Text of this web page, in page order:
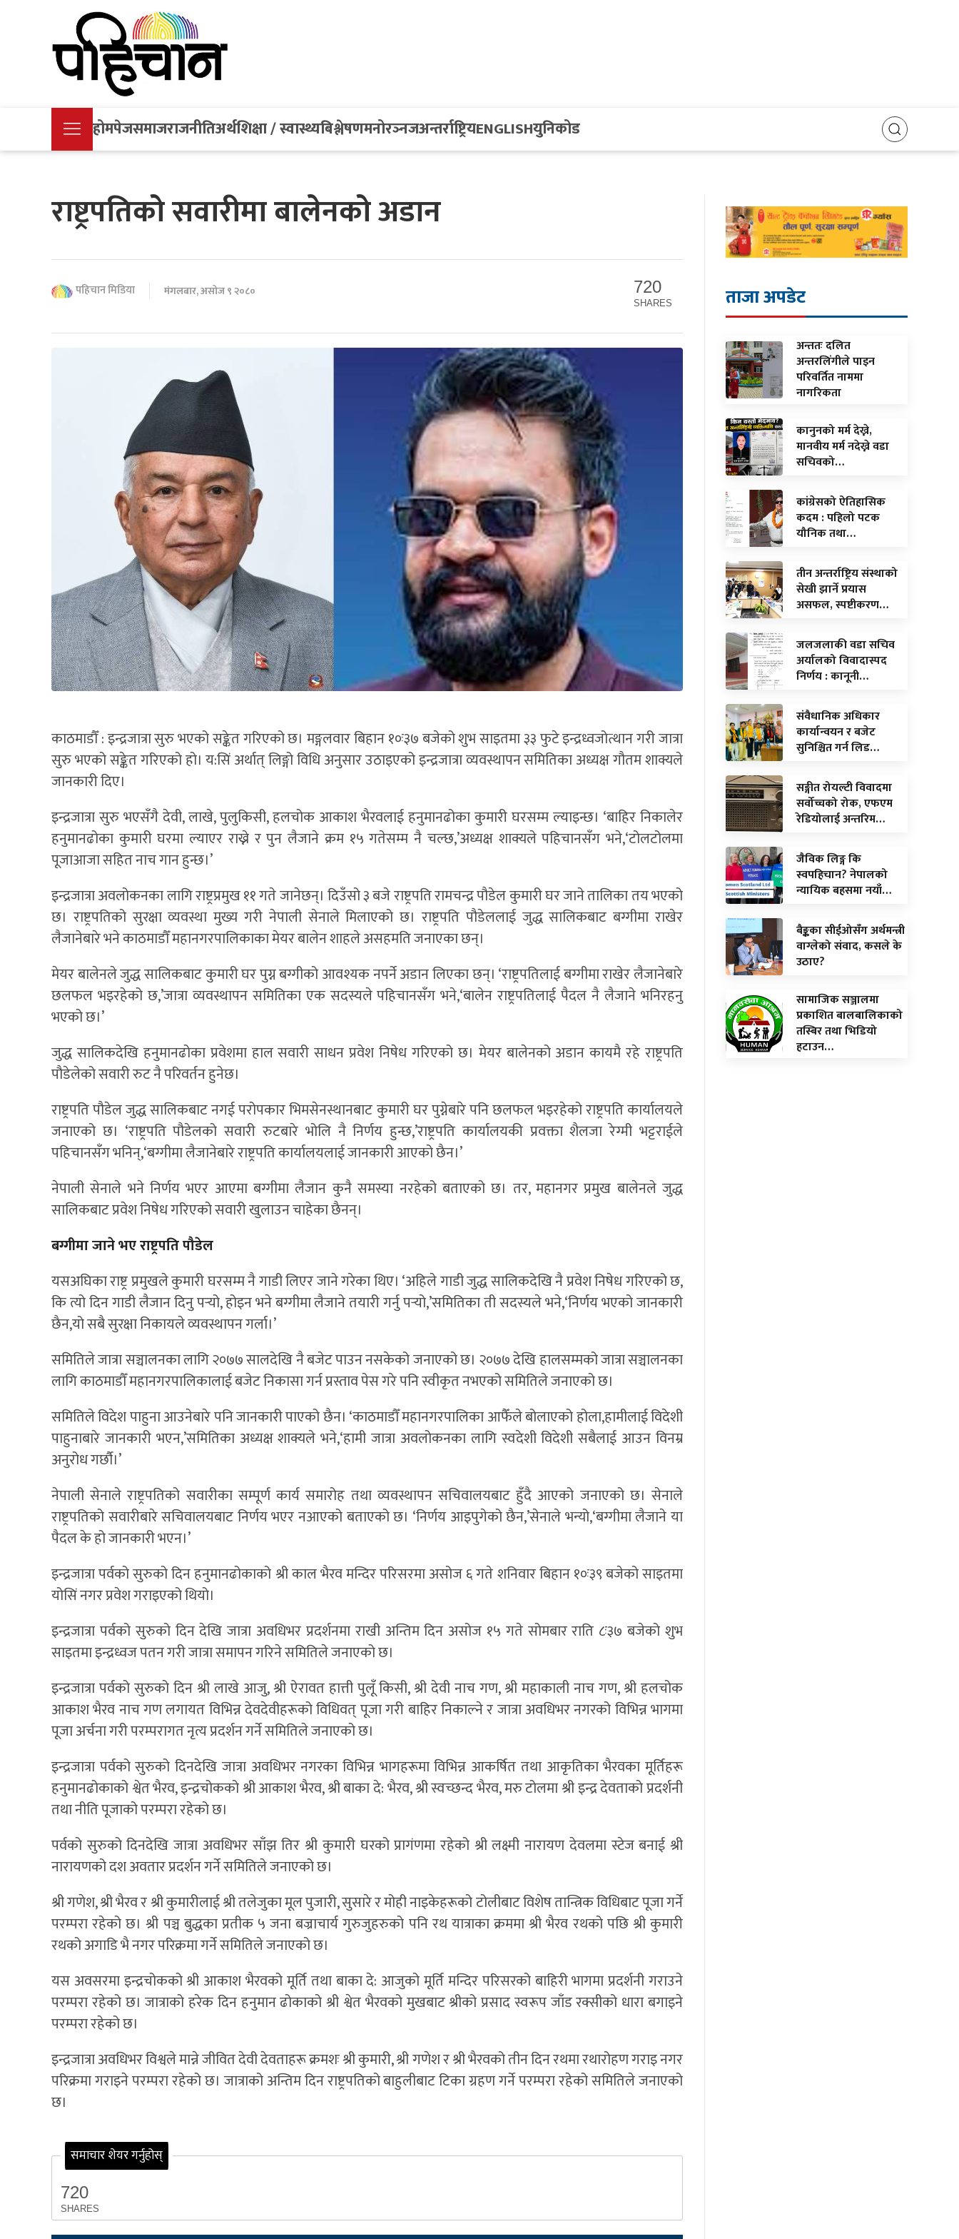
होमपेजसमाजराजनीतिअर्थशिक्षा / स्वास्थ्यबिश्लेषणमनोरञ्नजअन्तर्राष्ट्रियENGLISHयुनिकोड
राष्ट्रपतिको सवारीमा बालेनको अडान
पहिचान मिडिया मंगलबार, असोज ९ २०८० 720
SHARES
काठमाडौँ : इन्द्रजात्रा सुरु भएको सङ्केत गरिएको छ। मङ्गलवार बिहान १०ः३७ बजेको शुभ साइतमा ३३ फुटे इन्द्रध्वजोत्थान गरी जात्रा
सुरु भएको सङ्केत गरिएको हो। य:सिं अर्थात् लिङ्गो विधि अनुसार उठाइएको इन्द्रजात्रा व्यवस्थापन समितिका अध्यक्ष गौतम शाक्यले
जानकारी दिए।
इन्द्रजात्रा सुरु भएसँगै देवी, लाखे, पुलुकिसी, हलचोक आकाश भैरवलाई हनुमानढोका कुमारी घरसम्म ल्याइन्छ। ‘बाहिर निकालेर
हनुमानढोका कुमारी घरमा ल्याएर राख्ने र पुन लैजाने क्रम १५ गतेसम्म नै चल्छ,’अध्यक्ष शाक्यले पहिचानसँग भने,‘टोलटोलमा
पूजाआजा सहित नाच गान हुन्छ।’
इन्द्रजात्रा अवलोकनका लागि राष्ट्रप्रमुख ११ गते जानेछन्। दिउँसो ३ बजे राष्ट्रपति रामचन्द्र पौडेल कुमारी घर जाने तालिका तय भएको
छ। राष्ट्रपतिको सुरक्षा व्यवस्था मुख्य गरी नेपाली सेनाले मिलाएको छ। राष्ट्रपति पौडेललाई जुद्ध सालिकबाट बग्गीमा राखेर
लैजानेबारे भने काठमाडौँ महानगरपालिकाका मेयर बालेन शाहले असहमति जनाएका छन्।
मेयर बालेनले जुद्ध सालिकबाट कुमारी घर पुग्न बग्गीको आवश्यक नपर्ने अडान लिएका छन्। ‘राष्ट्रपतिलाई बग्गीमा राखेर लैजानेबारे
छलफल भइरहेको छ,’जात्रा व्यवस्थापन समितिका एक सदस्यले पहिचानसँग भने,‘बालेन राष्ट्रपतिलाई पैदल नै लैजाने भनिरहनु
भएको छ।’
जुद्ध सालिकदेखि हनुमानढोका प्रवेशमा हाल सवारी साधन प्रवेश निषेध गरिएको छ। मेयर बालेनको अडान कायमै रहे राष्ट्रपति
पौडेलेको सवारी रुट नै परिवर्तन हुनेछ।
राष्ट्रपति पौडेल जुद्ध सालिकबाट नगई परोपकार भिमसेनस्थानबाट कुमारी घर पुग्नेबारे पनि छलफल भइरहेको राष्ट्रपति कार्यालयले
जनाएको छ। ‘राष्ट्रपति पौडेलको सवारी रुटबारे भोलि नै निर्णय हुन्छ,’राष्ट्रपति कार्यालयकी प्रवक्ता शैलजा रेग्मी भट्टराईले
पहिचानसँग भनिन्,‘बग्गीमा लैजानेबारे राष्ट्रपति कार्यालयलाई जानकारी आएको छैन।’
नेपाली सेनाले भने निर्णय भएर आएमा बग्गीमा लैजान कुनै समस्या नरहेको बताएको छ। तर, महानगर प्रमुख बालेनले जुद्ध
सालिकबाट प्रवेश निषेध गरिएको सवारी खुलाउन चाहेका छैनन्।
बग्गीमा जाने भए राष्ट्रपति पौडेल
यसअघिका राष्ट्र प्रमुखले कुमारी घरसम्म नै गाडी लिएर जाने गरेका थिए। ‘अहिले गाडी जुद्ध सालिकदेखि नै प्रवेश निषेध गरिएको छ,
कि त्यो दिन गाडी लैजान दिनु पर्‍यो, होइन भने बग्गीमा लैजाने तयारी गर्नु पर्‍यो,’समितिका ती सदस्यले भने,‘निर्णय भएको जानकारी
छैन,यो सबै सुरक्षा निकायले व्यवस्थापन गर्ला।’
समितिले जात्रा सञ्चालनका लागि २०७७ सालदेखि नै बजेट पाउन नसकेको जनाएको छ। २०७७ देखि हालसम्मको जात्रा सञ्चालनका
लागि काठमाडौँ महानगरपालिकालाई बजेट निकासा गर्न प्रस्ताव पेस गरे पनि स्वीकृत नभएको समितिले जनाएको छ।
समितिले विदेश पाहुना आउनेबारे पनि जानकारी पाएको छैन। ‘काठमाडौँ महानगरपालिका आफैँले बोलाएको होला,हामीलाई विदेशी
पाहुनाबारे जानकारी भएन,’समितिका अध्यक्ष शाक्यले भने,‘हामी जात्रा अवलोकनका लागि स्वदेशी विदेशी सबैलाई आउन विनम्र
अनुरोध गर्छौ।’
नेपाली सेनाले राष्ट्रपतिको सवारीका सम्पूर्ण कार्य समारोह तथा व्यवस्थापन सचिवालयबाट हुँदै आएको जनाएको छ। सेनाले
राष्ट्रपतिको सवारीबारे सचिवालयबाट निर्णय भएर नआएको बताएको छ। ‘निर्णय आइपुगेको छैन,’सेनाले भन्यो,‘बग्गीमा लैजाने या
पैदल के हो जानकारी भएन।’
इन्द्रजात्रा पर्वको सुरुको दिन हनुमानढोकाको श्री काल भैरव मन्दिर परिसरमा असोज ६ गते शनिवार बिहान १०ः३९ बजेको साइतमा
योसिं नगर प्रवेश गराइएको थियो।
इन्द्रजात्रा पर्वको सुरुको दिन देखि जात्रा अवधिभर प्रदर्शनमा राखी अन्तिम दिन असोज १५ गते सोमबार राति ८ः३७ बजेको शुभ
साइतमा इन्द्रध्वज पतन गरी जात्रा समापन गरिने समितिले जनाएको छ।
इन्द्रजात्रा पर्वको सुरुको दिन श्री लाखे आजु, श्री ऐरावत हात्ती पुलूँ किसी, श्री देवी नाच गण, श्री महाकाली नाच गण, श्री हलचोक
आकाश भैरव नाच गण लगायत विभिन्न देवदेवीहरूको विधिवत् पूजा गरी बाहिर निकाल्ने र जात्रा अवधिभर नगरको विभिन्न भागमा
पूजा अर्चना गरी परम्परागत नृत्य प्रदर्शन गर्ने समितिले जनाएको छ।
इन्द्रजात्रा पर्वको सुरुको दिनदेखि जात्रा अवधिभर नगरका विभिन्न भागहरूमा विभिन्न आकर्षित तथा आकृतिका भैरवका मूर्तिहरू
हनुमानढोकाको श्वेत भैरव, इन्द्रचोकको श्री आकाश भैरव, श्री बाका दे: भैरव, श्री स्वच्छन्द भैरव, मरु टोलमा श्री इन्द्र देवताको प्रदर्शनी
तथा नीति पूजाको परम्परा रहेको छ।
पर्वको सुरुको दिनदेखि जात्रा अवधिभर साँझ तिर श्री कुमारी घरको प्रागंणमा रहेको श्री लक्ष्मी नारायण देवलमा स्टेज बनाई श्री
नारायणको दश अवतार प्रदर्शन गर्ने समितिले जनाएको छ।
श्री गणेश, श्री भैरव र श्री कुमारीलाई श्री तलेजुका मूल पुजारी, सुसारे र मोही नाइकेहरूको टोलीबाट विशेष तान्त्रिक विधिबाट पूजा गर्ने
परम्परा रहेको छ। श्री पञ्च बुद्धका प्रतीक ५ जना बज्राचार्य गुरुजुहरुको पनि रथ यात्राका क्रममा श्री भैरव रथको पछि श्री कुमारी
रथको अगाडि भै नगर परिक्रमा गर्ने समितिले जनाएको छ।
यस अवसरमा इन्द्रचोकको श्री आकाश भैरवको मूर्ति तथा बाका दे: आजुको मूर्ति मन्दिर परिसरको बाहिरी भागमा प्रदर्शनी गराउने
परम्परा रहेको छ। जात्राको हरेक दिन हनुमान ढोकाको श्री श्वेत भैरवको मुखबाट श्रीको प्रसाद स्वरूप जाँड रक्सीको धारा बगाइने
परम्परा रहेको छ।
इन्द्रजात्रा अवधिभर विश्वले मान्ने जीवित देवी देवताहरू क्रमशः श्री कुमारी, श्री गणेश र श्री भैरवको तीन दिन रथमा रथारोहण गराइ नगर
परिक्रमा गराइने परम्परा रहेको छ। जात्राको अन्तिम दिन राष्ट्रपतिको बाहुलीबाट टिका ग्रहण गर्ने परम्परा रहेको समितिले जनाएको
छ।
समाचार शेयर गर्नुहोस्
720
SHARES
ताजा अपडेट
अन्ततः दलित
अन्तरलिंगीले पाइन
परिवर्तित नाममा
नागरिकता
कानुनको मर्म देख्ने,
मानवीय मर्म नदेख्ने वडा
सचिवको…
कांग्रेसको ऐतिहासिक
कदम : पहिलो पटक
यौनिक तथा…
तीन अन्तर्राष्ट्रिय संस्थाको
सेखी झार्ने प्रयास
असफल, स्पष्टीकरण…
जलजलाकी वडा सचिव
अर्यालको विवादास्पद
निर्णय : कानूनी…
संवैधानिक अधिकार
कार्यान्वयन र बजेट
सुनिश्चित गर्न लिड…
सङ्गीत रोयल्टी विवादमा
सर्वोच्चको रोक, एफएम
रेडियोलाई अन्तरिम…
जैविक लिङ्ग कि
स्वपहिचान? नेपालको
न्यायिक बहसमा नयाँ…
बैङ्कका सीईओसँग अर्थमन्त्री
वाग्लेको संवाद, कसले के
उठाए?
सामाजिक सञ्जालमा
प्रकाशित बालबालिकाको
तस्बिर तथा भिडियो
हटाउन…